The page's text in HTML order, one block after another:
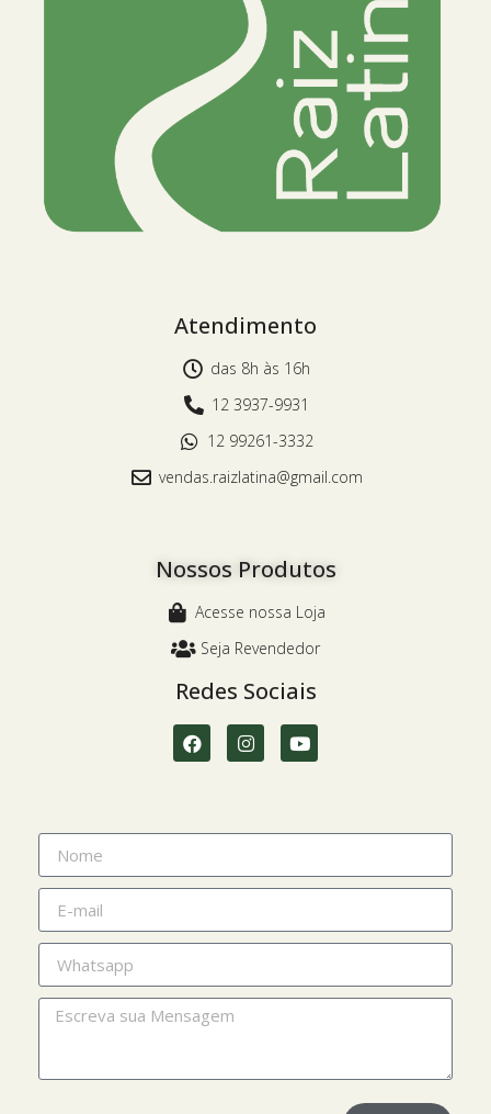
Atendimento
das 8h às 16h
12 3937-9931
12 99261-3332
vendas.raizlatina@gmail.com
Nossos Produtos
Acesse nossa Loja
Seja Revendedor
Redes Sociais